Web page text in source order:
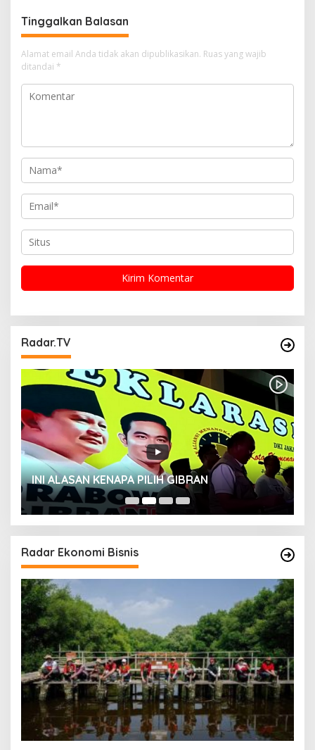
s
i
p
o
s
Tinggalkan Balasan
Alamat email Anda tidak akan dipublikasikan. Ruas yang wajib
ditandai *
Radar.TV
INI ALASAN KENAPA PILIH GIBRAN
Radar Ekonomi Bisnis